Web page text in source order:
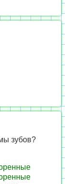
зубов?